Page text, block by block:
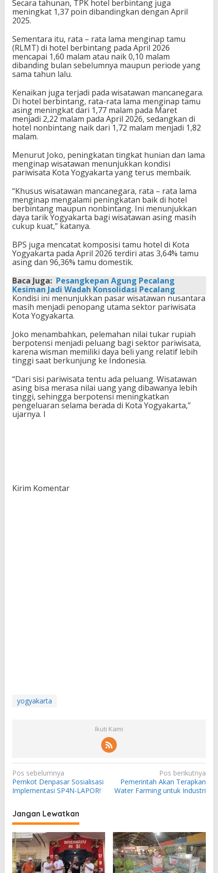
Secara tahunan, TPK hotel berbintang juga
meningkat 1,37 poin dibandingkan dengan April
2025.
Sementara itu, rata – rata lama menginap tamu
(RLMT) di hotel berbintang pada April 2026
mencapai 1,60 malam atau naik 0,10 malam
dibanding bulan sebelumnya maupun periode yang
sama tahun lalu.
Kenaikan juga terjadi pada wisatawan mancanegara.
Di hotel berbintang, rata-rata lama menginap tamu
asing meningkat dari 1,77 malam pada Maret
menjadi 2,22 malam pada April 2026, sedangkan di
hotel nonbintang naik dari 1,72 malam menjadi 1,82
malam.
Menurut Joko, peningkatan tingkat hunian dan lama
menginap wisatawan menunjukkan kondisi
pariwisata Kota Yogyakarta yang terus membaik.
“Khusus wisatawan mancanegara, rata – rata lama
menginap mengalami peningkatan baik di hotel
berbintang maupun nonbintang. Ini menunjukkan
daya tarik Yogyakarta bagi wisatawan asing masih
cukup kuat,” katanya.
BPS juga mencatat komposisi tamu hotel di Kota
Yogyakarta pada April 2026 terdiri atas 3,64% tamu
asing dan 96,36% tamu domestik.
Baca Juga: Pesangkepan Agung Pecalang
Kesiman Jadi Wadah Konsolidasi Pecalang
Kondisi ini menunjukkan pasar wisatawan nusantara
masih menjadi penopang utama sektor pariwisata
Kota Yogyakarta.
Joko menambahkan, pelemahan nilai tukar rupiah
berpotensi menjadi peluang bagi sektor pariwisata,
karena wisman memiliki daya beli yang relatif lebih
tinggi saat berkunjung ke Indonesia.
“Dari sisi pariwisata tentu ada peluang. Wisatawan
asing bisa merasa nilai uang yang dibawanya lebih
tinggi, sehingga berpotensi meningkatkan
pengeluaran selama berada di Kota Yogyakarta,”
ujarnya. I
Kirim Komentar
yogyakarta
Ikuti Kami
N
a
i
g
a
s
i
Pos sebelumnya
Pemkot Denpasar Sosialisasi
Implementasi SP4N-LAPOR!
Pos berikutnya
Pemerintah Akan Terapkan
Water Farming untuk Industri
Jangan Lewatkan